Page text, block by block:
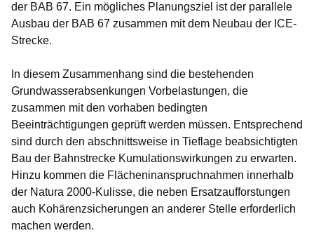
der BAB 67. Ein mögliches Planungsziel ist der parallele
Ausbau der BAB 67 zusammen mit dem Neubau der ICE-
Strecke.
In diesem Zusammenhang sind die bestehenden
Grundwasserabsenkungen Vorbelastungen, die
zusammen mit den vorhaben bedingten
Beeinträchtigungen geprüft werden müssen. Entsprechend
sind durch den abschnittsweise in Tieflage beabsichtigten
Bau der Bahnstrecke Kumulationswirkungen zu erwarten.
Hinzu kommen die Flächeninanspruchnahmen innerhalb
der Natura 2000-Kulisse, die neben Ersatzaufforstungen
auch Kohärenzsicherungen an anderer Stelle erforderlich
machen werden.